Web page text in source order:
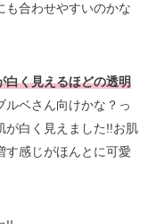
も合わせやすいのかな
白く見えるほどの透明
ルベさん向けかな？っ
が白く見えました!!お肌
す感じがほんとに可愛